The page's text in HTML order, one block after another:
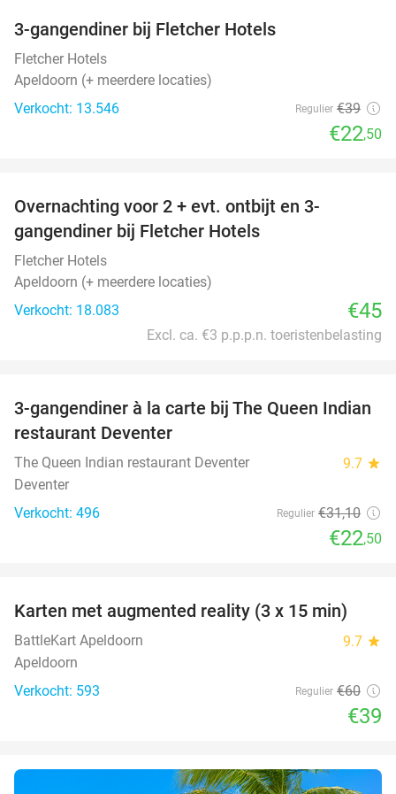
3-gangendiner bij Fletcher Hotels
Fletcher Hotels
Apeldoorn (+ meerdere locaties)
Verkocht: 13.546
Regulier €39
€22,50
Overnachting voor 2 + evt. ontbijt en 3-
gangendiner bij Fletcher Hotels
Fletcher Hotels
Apeldoorn (+ meerdere locaties)
Verkocht: 18.083
€45
Excl. ca. €3 p.p.p.n. toeristenbelasting
28%
3-gangendiner à la carte bij The Queen Indian
restaurant Deventer
The Queen Indian restaurant Deventer 9.7 star
Deventer
Verkocht: 496
Regulier €31,10
€22,50
35%
Karten met augmented reality (3 x 15 min)
BattleKart Apeldoorn 9.7 star
Apeldoorn
Verkocht: 593
Regulier €60
€39